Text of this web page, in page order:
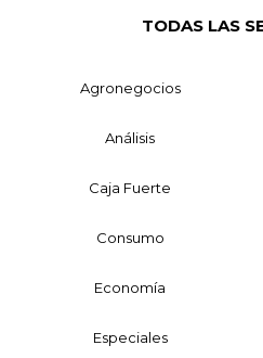
TODAS LAS
Agronegocios
Análisis
Caja Fuerte
Consumo
Economía
Especiales